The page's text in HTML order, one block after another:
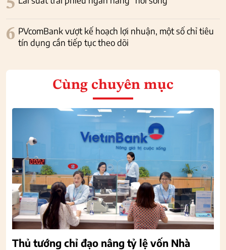
6 PVcomBank vượt kế hoạch lợi nhuận, một số chỉ tiêu
tín dụng cần tiếp tục theo dõi
Cùng chuyên mục
Thủ tướng chỉ đạo nâng tỷ lệ vốn Nhà